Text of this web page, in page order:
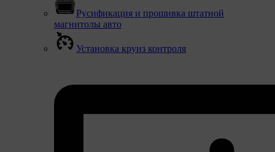
Русификация и прошивка штатной
магнитолы авто
Установка круиз контроля